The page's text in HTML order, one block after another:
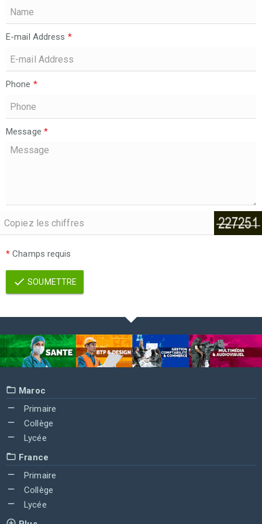
E-mail Address *
Phone *
Message *
* Champs requis
SOUMETTRE
Maroc
Primaire
Collège
Lycée
France
Primaire
Collège
Lycée